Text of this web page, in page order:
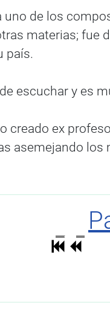
uno de los
materias; fue
país.
escuchar y es
creado ex
asemejando